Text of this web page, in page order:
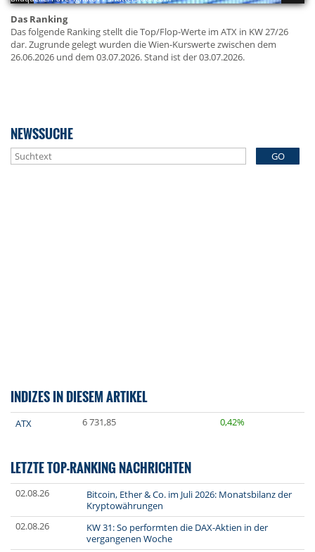
Das Ranking
Das folgende Ranking stellt die Top/Flop-Werte im ATX in KW 27/26
dar. Zugrunde gelegt wurden die Wien-Kurswerte zwischen dem
26.06.2026 und dem 03.07.2026. Stand ist der 03.07.2026.
NEWSSUCHE
GO
INDIZES IN DIESEM ARTIKEL
ATX 6 731,85 0,42%
LETZTE TOP-RANKING NACHRICHTEN
02.08.26
Bitcoin, Ether & Co. im Juli 2026: Monatsbilanz der
Kryptowährungen
02.08.26
KW 31: So performten die DAX-Aktien in der
vergangenen Woche